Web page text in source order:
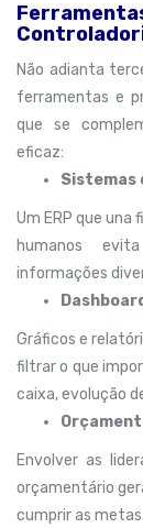
Não adianta
ferramentas e
que se
eficaz:
Sistemas
Um ERP que una
humanos
informações
Gráficos e
filtrar o que
caixa, evolução
Envolver as
orçamentário
cumprir as metas.